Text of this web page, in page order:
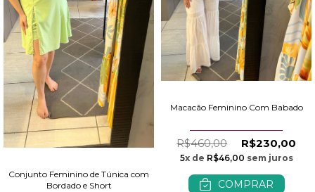
Conjunto Feminino de Túnica com
Bordado e Short
Macacão Feminino Com Babado
R$460,00 R$230,00
5x de R$46,00 sem juros
COMPRAR